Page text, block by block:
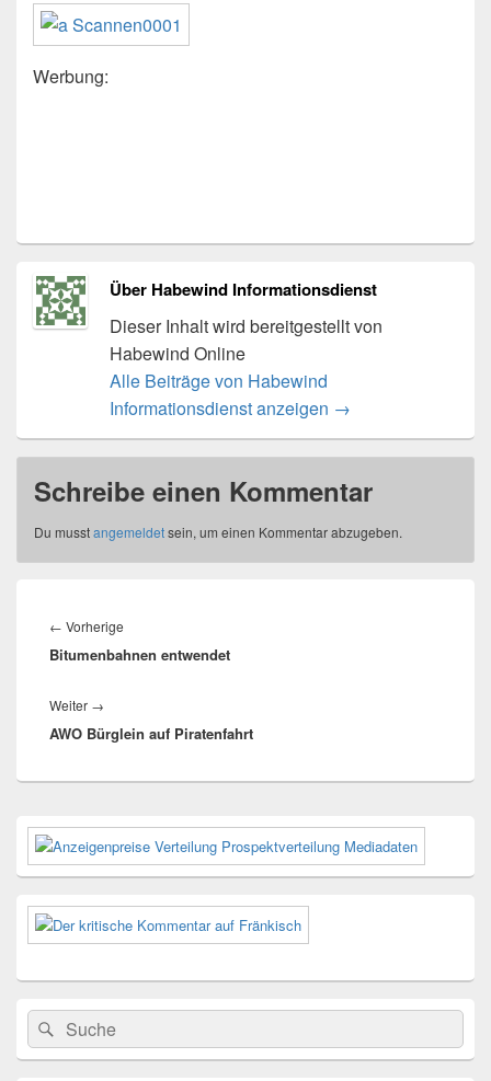
Werbung:
Über Habewind Informationsdienst
Dieser Inhalt wird bereitgestellt von
Habewind Online
Alle Beiträge von Habewind
Informationsdienst anzeigen →
Schreibe einen Kommentar
Du musstangemeldetsein, um einen Kommentar abzugeben.
← Vorherige
Beitrag:
Bitumenbahnen entwendet
Weiter →
Beitrag:
AWO Bürglein auf Piratenfahrt
Primärer
Seitenleisten-
Widgetbereich
Suchen
nach:
Suchen